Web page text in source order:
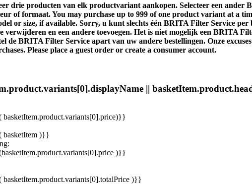
drie producten van elk productvariant aankopen. Selecteer een
of formaat.You may purchase up to 999 of one product variant at a
or size, if available. Sorry, u kunt slechts één BRITA Filter Service
verwijderen en een andere toevoegen. Het is niet mogelijk een BRITA
de BRITA Filter Service apart van uw andere bestellingen. Onze
Please place a guest order or create a consumer account.
||
basketItem )}}
)}}
)}}